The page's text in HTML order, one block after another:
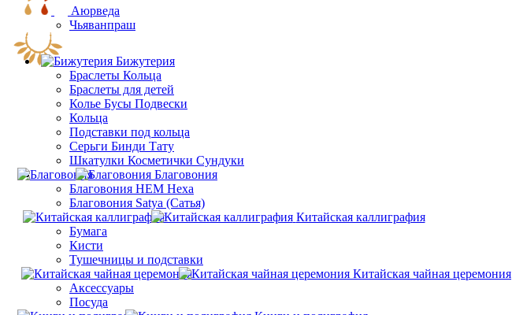
Аюрведа
Чьяванпраш
Бижутерия
Браслеты Кольца
Браслеты для детей
Колье Бусы Подвески
Кольца
Подставки под кольца
Серьги Бинди Тату
Шкатулки Косметички Сундуки
Благовония
Благовония HEM Hexa
Благовония Satya (Сатья)
Китайская каллиграфия
Бумага
Кисти
Тушечницы и подставки
Китайская чайная церемония
Аксессуары
Посуда